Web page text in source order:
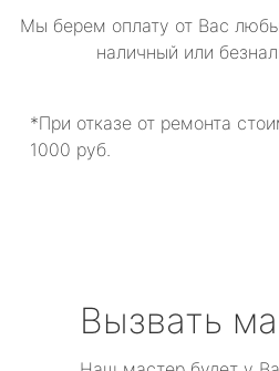
Мы берем оплату от Вас
наличный или
*При отказе от ремонта
1000 руб.
Вызвать